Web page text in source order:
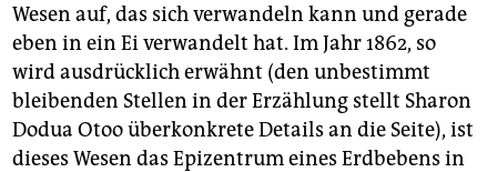
Wesen auf, das sich verwandeln kann und gerade
eben in ein Ei verwandelt hat. Im Jahr 1862, so
wird ausdrücklich erwähnt (den unbestimmt
bleibenden Stellen in der Erzählung stellt Sharon
Dodua Otoo überkonkrete Details an die Seite), ist
dieses Wesen das Epizentrum eines Erdbebens in